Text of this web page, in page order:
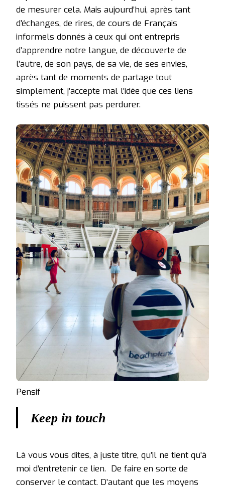
de mesurer cela. Mais aujourd’hui, après tant
d’échanges, de rires, de cours de Français
informels donnés à ceux qui ont entrepris
d’apprendre notre langue, de découverte de
l’autre, de son pays, de sa vie, de ses envies,
après tant de moments de partage tout
simplement, j’accepte mal l’idée que ces liens
tissés ne puissent pas perdurer.
Pensif
Keep in touch
Là vous vous dites, à juste titre, qu’il ne tient qu’à
moi d’entretenir ce lien. De faire en sorte de
conserver le contact. D’autant que les moyens